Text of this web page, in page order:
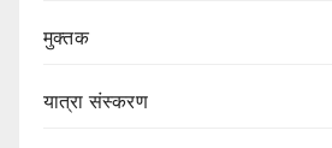
मुक्तक
यात्रा संस्करण